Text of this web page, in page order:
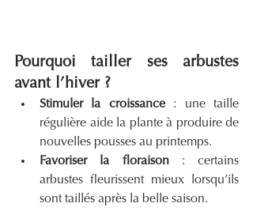
Pourquoi tailler ses arbustes
avant l’hiver ?
Stimuler la croissance : une taille
régulière aide la plante à produire de
nouvelles pousses au printemps.
Favoriser la floraison : certains
arbustes fleurissent mieux lorsqu’ils
sont taillés après la belle saison.